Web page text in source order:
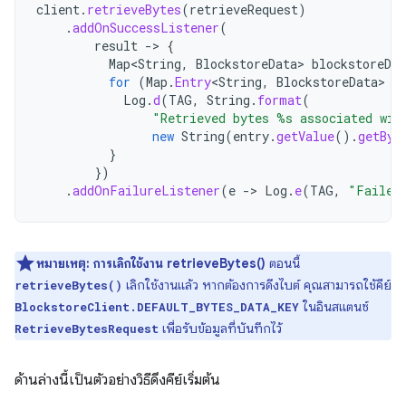
client. retrieveBytes(retrieveRequest)
.addOnSuccessListener(
result -> {
Map<String, BlockstoreData>
for (Map .Entry<String, BlockstoreData>
Log .d(TAG, String . format(
"Retrieved bytes %s associated
new String(entry.getValue().
}
})
.addOnFailureListener(e -> Log . e(TAG,
หมายเหตุ: การเลิกใช้งาน retrieveBytes() ตอนนี้
retrieveBytes() เลิกใช้งานแล้ว หากต้องการดึงไบต์ คุณสามารถใช้คีย์
BlockstoreClient.DEFAULT_BYTES_DATA_KEY ในอินสแตนซ์
RetrieveBytesRequest เพื่อรับข้อมูลที่บันทึกไว้
ด้านล่างนี้เป็นตัวอย่างวิธีดึงคีย์เริ่มต้น